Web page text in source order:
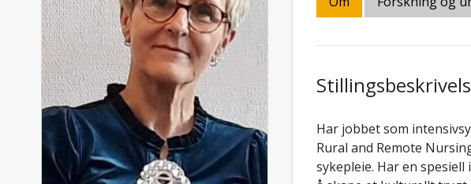
Har jobbet som
Rural and Remote
sykepleie. Har en